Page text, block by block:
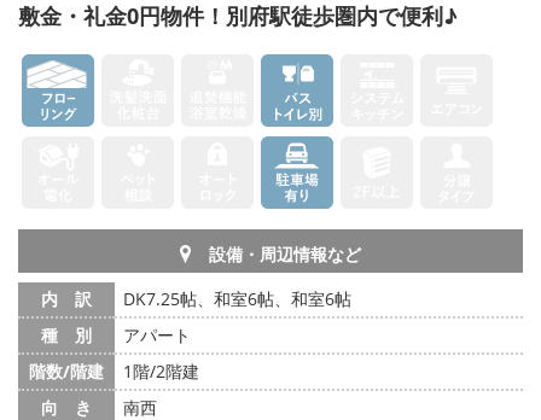
敷金・礼金0円物件！別府駅徒歩圏内で便利♪
設備・周辺情報など
内 訳
DK7.25帖、和室6帖、和室6帖
種 別
アパート
階数/階建
1階/2階建
向 き
南西